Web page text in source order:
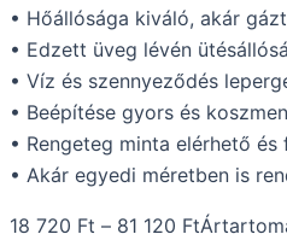
• Hőállósága kiváló, akár
• Edzett üveg lévén
• Víz és szennyeződés
• Beépítése gyors és
• Rengeteg minta elérhető
• Akár egyedi méretben is
18 720 Ft – 81 120 Ft